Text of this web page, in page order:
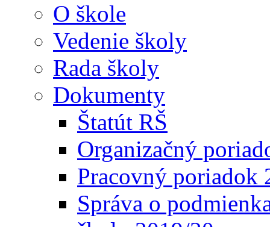
O škole
Vedenie školy
Rada školy
Dokumenty
Štatút RŠ
Organizačný
Pracovný poriadok
Správa o